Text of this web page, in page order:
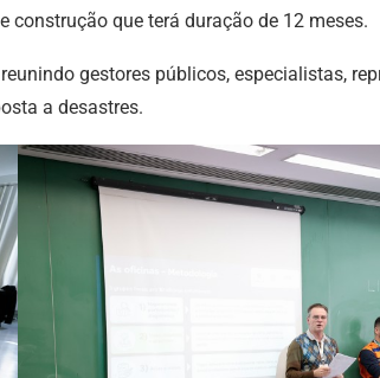
construção que terá duração de 12 meses.
gestores públicos, especialistas,
a desastres.